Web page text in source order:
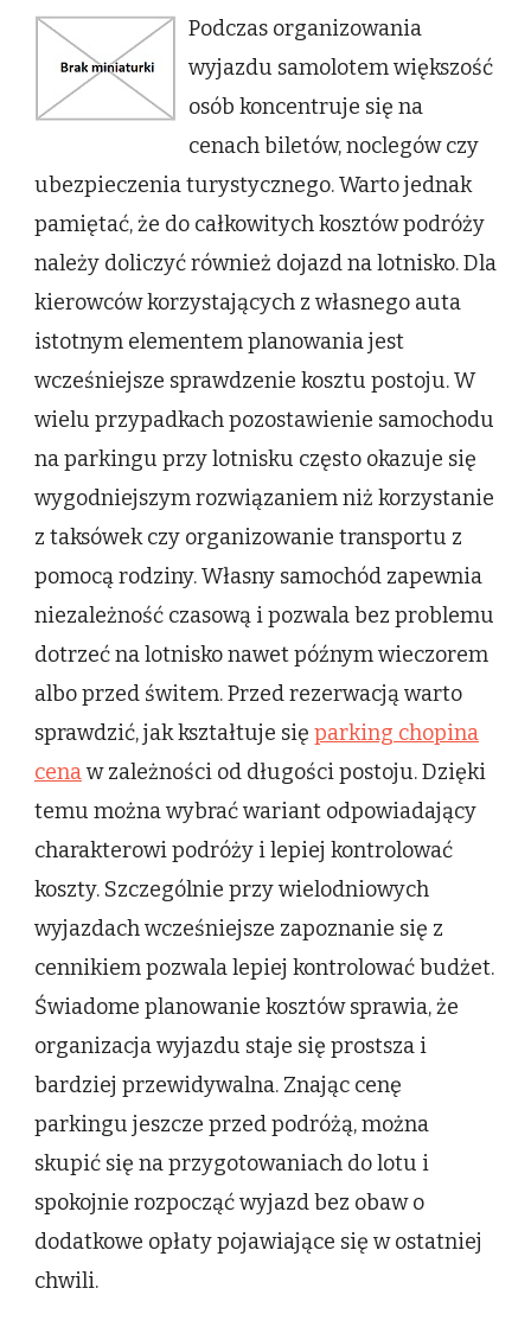
lotnisko
chopina
Podczas organizowania
wyjazdu samolotem większość
osób koncentruje się na
cenach biletów, noclegów czy
ubezpieczenia turystycznego. Warto jednak
pamiętać, że do całkowitych kosztów podróży
należy doliczyć również dojazd na lotnisko. Dla
kierowców korzystających z własnego auta
istotnym elementem planowania jest
wcześniejsze sprawdzenie kosztu postoju. W
wielu przypadkach pozostawienie samochodu
na parkingu przy lotnisku często okazuje się
wygodniejszym rozwiązaniem niż korzystanie
z taksówek czy organizowanie transportu z
pomocą rodziny. Własny samochód zapewnia
niezależność czasową i pozwala bez problemu
dotrzeć na lotnisko nawet późnym wieczorem
albo przed świtem. Przed rezerwacją warto
sprawdzić, jak kształtuje się parking chopina
cenaw zależności od długości postoju. Dzięki
temu można wybrać wariant odpowiadający
charakterowi podróży i lepiej kontrolować
koszty. Szczególnie przy wielodniowych
wyjazdach wcześniejsze zapoznanie się z
cennikiem pozwala lepiej kontrolować budżet.
Świadome planowanie kosztów sprawia, że
organizacja wyjazdu staje się prostsza i
bardziej przewidywalna. Znając cenę
parkingu jeszcze przed podróżą, można
skupić się na przygotowaniach do lotu i
spokojnie rozpocząć wyjazd bez obaw o
dodatkowe opłaty pojawiające się w ostatniej
chwili.